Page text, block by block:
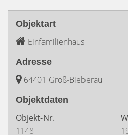
Objektart
Einfamilienhaus
Adresse
64401 Groß-Bieberau
Objektdaten
Objekt-Nr.
1148